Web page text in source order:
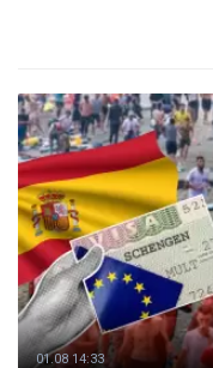
01.08 14:33